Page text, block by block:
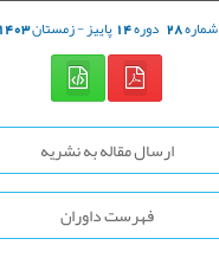
شماره28 دوره14پاییز - زمستان1403
ارسال مقاله به نشریه
فهرست داوران